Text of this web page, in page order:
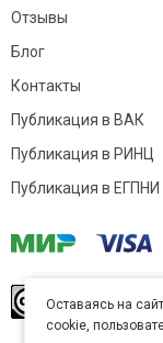
Отзывы
Блог
Контакты
Публикация в ВАК
Публикация в РИНЦ
Публикация в ЕГПНИ
Оставаясь на
cookie,